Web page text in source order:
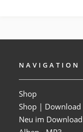
NAVIGATION
Shop
Shop | Download
Neu im Download